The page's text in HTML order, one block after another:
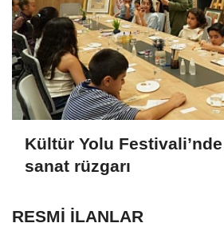
Kültür Yolu
sanat rüzgarı
RESMİ İLANLAR